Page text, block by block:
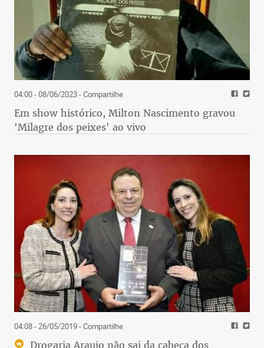
04:00 - 08/06/2023- Compartilhe
Em show histórico, Milton Nascimento gravou
'Milagre dos peixes' ao vivo
04:08 - 26/05/2019- Compartilhe
Drogaria Araujo não sai da cabeça dos